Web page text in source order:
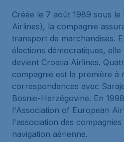
Créée le 7 août 1989 sous le
Airlines), la compagnie
transport de marchandises.
élections démocratiques,
devient Croatia Airlines.
compagnie est la première à
correspondances avec
Bosnie-Herzégovine. En
l'Association of European
l'association des
navigation aérienne.